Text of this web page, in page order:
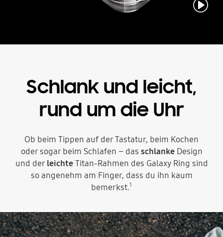
Schlank und leicht,
rund um die Uhr
Ob beim Tippen auf der Tastatur, beim Kochen
oder sogar beim Schlafen – das schlankeDesign
und der leichteTitan-Rahmen des Galaxy Ring sind
so angenehm am Finger, dass du ihn kaum
bemerkst.1